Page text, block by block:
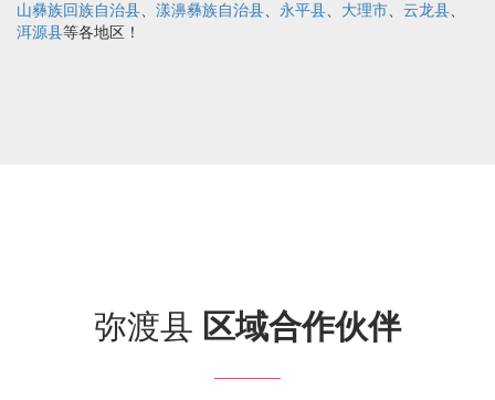
山彝族回族自治县、 漾濞彝族自治县、 永平县、 大理市、 云龙县、
洱源县等各地区！
弥渡县 区域合作伙伴